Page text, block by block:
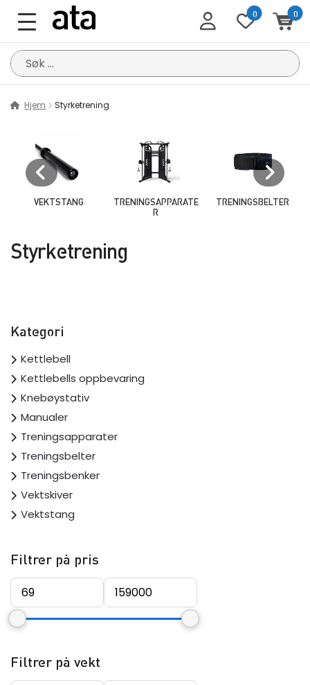
0 0
Søk
etter:
Hjem Styrketrening
VEKTSTANG
TRENINGSAPPARATE
R
TRENINGSBELTER
Styrketrening
Kategori
Kettlebell
Kettlebells oppbevaring
Knebøystativ
Manualer
Treningsapparater
Treningsbelter
Treningsbenker
Vektskiver
Vektstang
Filtrer på pris
Filtrer på vekt